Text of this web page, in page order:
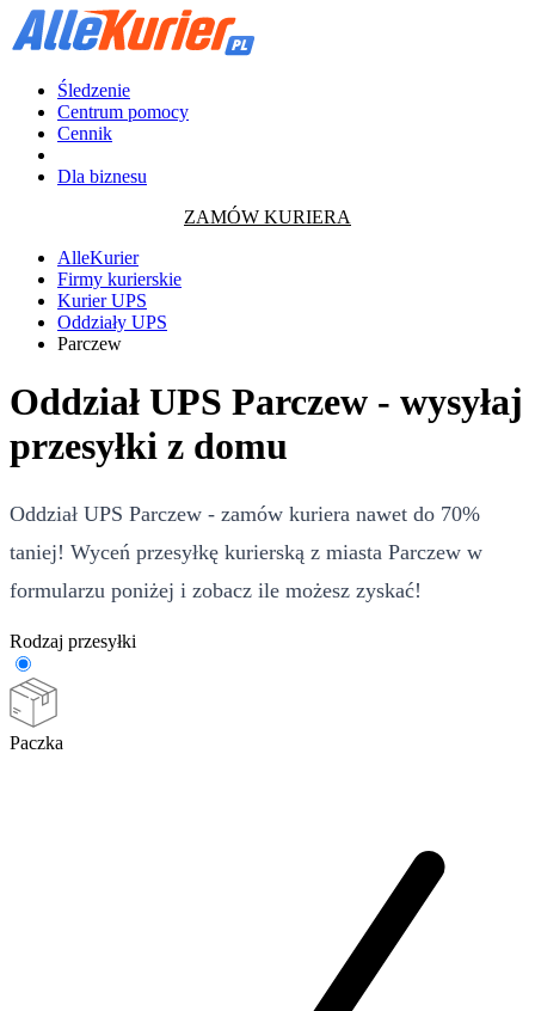
Śledzenie
Centrum pomocy
Cennik
Dla biznesu
ZAMÓW KURIERA
AlleKurier
Firmy kurierskie
Kurier UPS
Oddziały UPS
Parczew
Oddział UPS Parczew - wysyłaj
przesyłki z domu
Oddział UPS Parczew - zamów kuriera nawet do 70%
taniej! Wyceń przesyłkę kurierską z miasta Parczew w
formularzu poniżej i zobacz ile możesz zyskać!
Rodzaj przesyłki
Paczka